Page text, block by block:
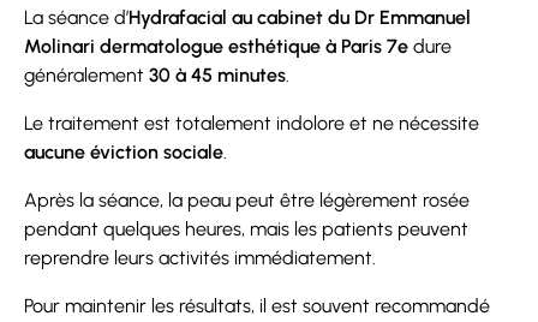
La séance d’Hydrafacial au cabinet du Dr Emmanuel
Molinari dermatologue esthétique à Paris 7e dure
généralement 30 à 45 minutes.
Le traitement est totalement indolore et ne nécessite
aucune éviction sociale.
Après la séance, la peau peut être légèrement rosée
pendant quelques heures, mais les patients peuvent
reprendre leurs activités immédiatement.
Pour maintenir les résultats, il est souvent recommandé